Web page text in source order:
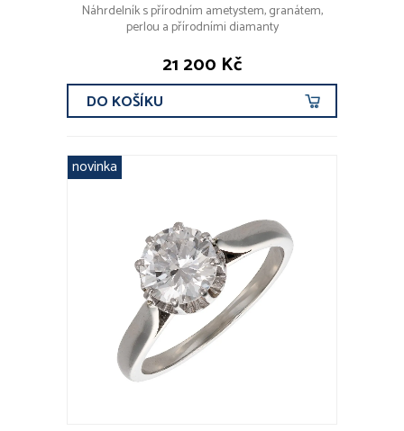
Náhrdelník s přírodním ametystem, granátem,
perlou a přírodními diamanty
21 200 Kč
DO KOŠÍKU
novinka